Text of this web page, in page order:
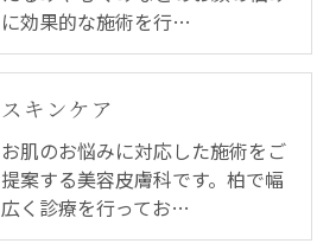
に効果的な施術を行…
スキンケア
お肌のお悩みに対応した施術をご
提案する美容皮膚科です。柏で幅
広く診療を行ってお…